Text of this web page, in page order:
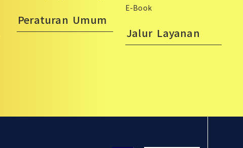
Peraturan Umum
E-Book
Jalur Layanan